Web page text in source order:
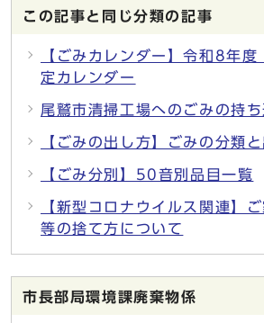
この記事と同じ分類の記事
【ごみカレンダー】令和8年
定カレンダー
尾鷲市清掃工場へのごみの持
【ごみの出し方】ごみの分類
【ごみ分別】50音別品目一覧
【新型コロナウイルス関連】
等の捨て方について
市長部局環境課廃棄物係